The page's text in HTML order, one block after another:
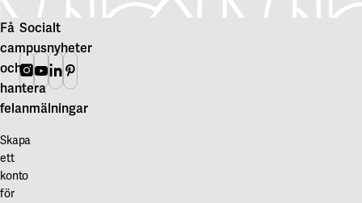
Få
campusnyheter
och
hantera
felanmälningar
Skapa
ett
konto
för
Socialt
Instagram
Youtube
Linkedin
Pinterest